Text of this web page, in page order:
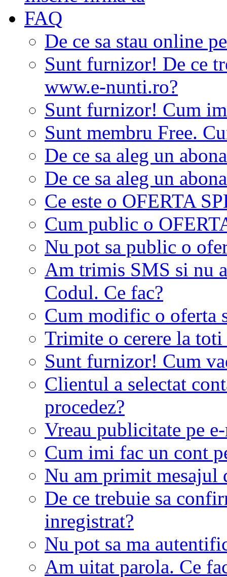
FAQ
De ce sa stau online
Sunt furnizor! De ce
www.e-nunti.ro?
Sunt furnizor! Cum
Sunt membru Free.
De ce sa aleg un
De ce sa aleg un
Ce este o OFERTA
Cum public o
Nu pot sa public o
Am trimis SMS si nu
Codul. Ce fac?
Cum modific o oferta
Trimite o cerere la
Sunt furnizor! Cum
Clientul a selectat
procedez?
Vreau publicitate pe
Cum imi fac un cont
Nu am primit mesajul
De ce trebuie sa
inregistrat?
Nu pot sa ma
Am uitat parola. Ce